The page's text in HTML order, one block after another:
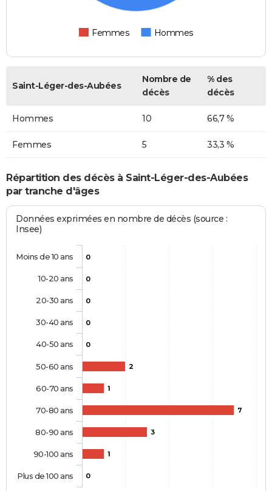
Femmes Hommes
Saint-Léger-des-Aubées
Nombre de
décès
% des
décès
Hommes 10 66,7 %
Femmes 5 33,3 %
Répartition des décès à Saint-Léger-des-Aubées
par tranche d'âges
Données exprimées en nombre de décès (source :
Insee)
0
0
0
0
0
2
1
7
3
1
0
Moins de 10 ans
10-20 ans
20-30 ans
30-40 ans
40-50 ans
50-60 ans
60-70 ans
70-80 ans
80-90 ans
90-100 ans
Plus de 100 ans